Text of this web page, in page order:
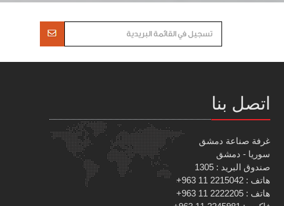
اتصل بنا
غرفة صناعة دمشق
سوريا - دمشق
صندوق البريد : 1305
هاتف : 2215042 11 963+
هاتف : 2222205 11 963+